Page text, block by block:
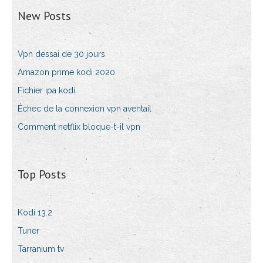
New Posts
Vpn dessai de 30 jours
Amazon prime kodi 2020
Fichier ipa kodi
Échec de la connexion vpn aventail
Comment netflix bloque-t-il vpn
Top Posts
Kodi 13.2
Tuner
Tarranium tv